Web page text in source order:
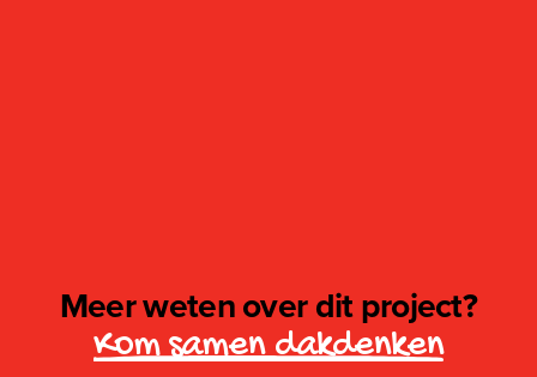
Meer weten over dit project?
Kom samen dakdenken